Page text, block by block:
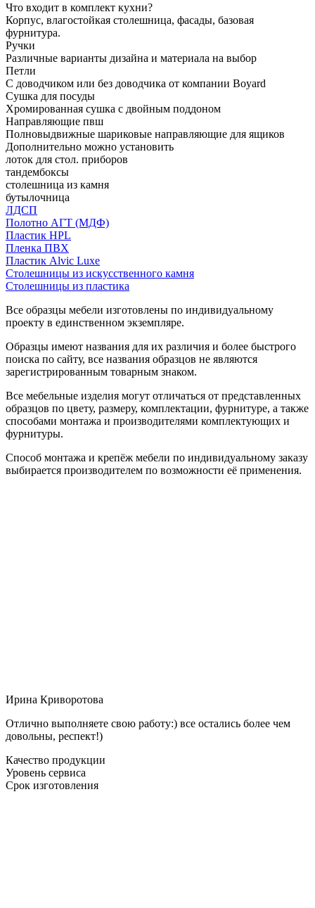
Что входит в комплект кухни?
Корпус, влагостойкая столешница, фасады, базовая
фурнитура.
Ручки
Различные варианты дизайна и материала на выбор
Петли
С доводчиком или без доводчика от компании Boyard
Сушка для посуды
Хромированная сушка с двойным поддоном
Направляющие пвш
Полновыдвижные шариковые направляющие для ящиков
Дополнительно можно установить
лоток для стол. приборов
тандембоксы
столешница из камня
бутылочница
ЛДСП
Полотно АГТ (МДФ)
Пластик HPL
Пленка ПВХ
Пластик Alvic Luxe
Столешницы из искусственного камня
Столешницы из пластика
Все образцы мебели изготовлены по индивидуальному
проекту в единственном экземпляре.
Образцы имеют названия для их различия и более быстрого
поиска по сайту, все названия образцов не являются
зарегистрированным товарным знаком.
Все мебельные изделия могут отличаться от представленных
образцов по цвету, размеру, комплектации, фурнитуре, а также
способами монтажа и производителями комплектующих и
фурнитуры.
Способ монтажа и крепёж мебели по индивидуальному заказу
выбирается производителем по возможности её применения.
Ирина Криворотова
Отлично выполняете свою работу:) все остались более чем
довольны, респект!)
Качество продукции
Уровень сервиса
Срок изготовления